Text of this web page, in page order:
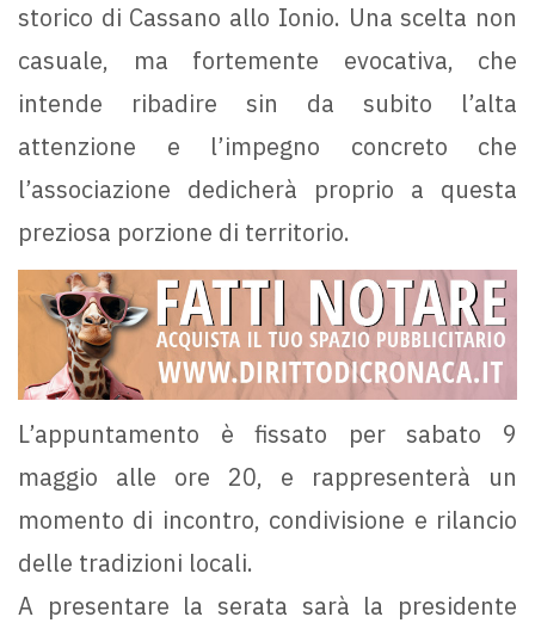
storico di Cassano allo Ionio. Una scelta non
casuale, ma fortemente evocativa, che
intende ribadire sin da subito l’alta
attenzione e l’impegno concreto che
l’associazione dedicherà proprio a questa
preziosa porzione di territorio.
L’appuntamento è fissato per sabato 9
maggio alle ore 20, e rappresenterà un
momento di incontro, condivisione e rilancio
delle tradizioni locali.
A presentare la serata sarà la presidente